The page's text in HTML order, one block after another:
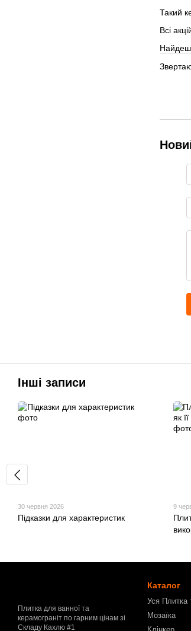
Такий
Всі
Інші записи
30 червня 2026
Підказки для характеристик
9
Плитка для ванної та
керамограніт по гарним цінам зі
Складу Кахлю #1
Каталог
Уся Плитка
Мозаїка